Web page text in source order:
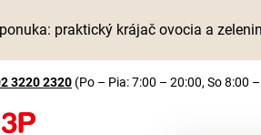
praktický krájač ovocia a
3220 2320 (Po – Pia: 7:00 – 20:00, So 8:00